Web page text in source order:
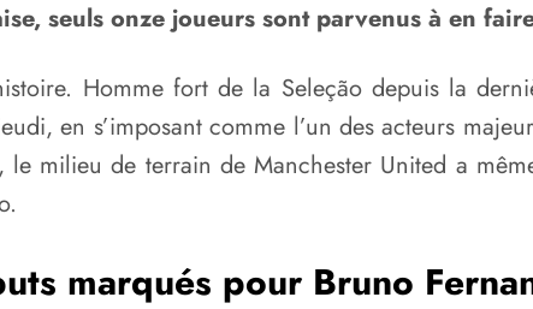
seuls onze joueurs sont parvenus à en
Homme fort de la Seleção depuis la
en s’imposant comme l’un des acteurs
milieu de terrain de Manchester United a
marqués pour Bruno